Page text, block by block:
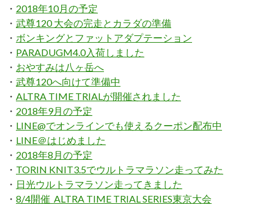
・ 2018年10月の予定
・ 武尊120 大会の完走とカラダの準備
・ ボンキングとファットアダプテーション
・ PARADUGM4.0入荷しました
・ おやすみは八ヶ岳へ
・ 武尊120へ向けて準備中
・ ALTRA TIME TRIALが開催されました
・ 2018年9月の予定
・ LINE@でオンラインでも使えるクーポン配布中
・ LINE＠はじめました
・ 2018年8月の予定
・ TORIN KNIT3.5でウルトラマラソン走ってみた
・ 日光ウルトラマラソン走ってきました
・ 8/4開催 ALTRA TIME TRIAL SERIES東京大会